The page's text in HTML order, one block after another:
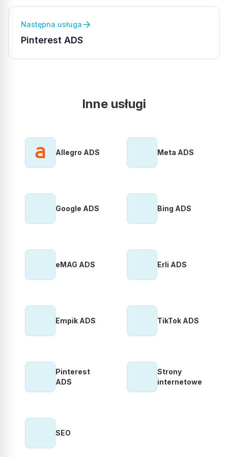
Następna usługa arrow_forward
Pinterest ADS
Inne usługi
Allegro ADS Meta ADS
Google ADS Bing ADS
eMAG ADS Erli ADS
Empik ADS TikTok ADS
Pinterest
ADS
Strony
internetowe
SEO